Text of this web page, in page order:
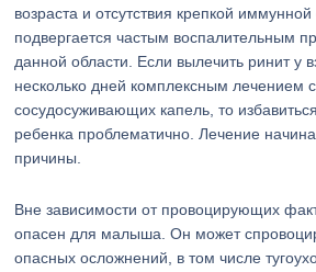
возраста и отсутствия крепкой
подвергается частым воспалительным
данной области. Если вылечить ринит у
несколько дней комплексным лечением
сосудосуживающих капель, то
ребенка проблематично. Лечение
причины.
Вне зависимости от провоцирующих
опасен для малыша. Он может
опасных осложнений, в том числе